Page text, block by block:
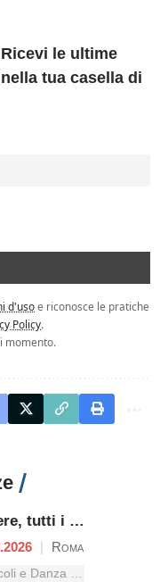
le ultime
tua casella di
d'usoe riconosce le pratiche
Policy.
momento.
Terrazza Tevere, tutti i concerti dal 3 al 9 agosto
| Roma